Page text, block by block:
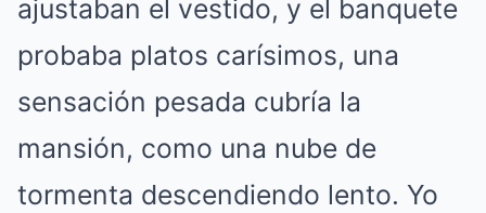
ajustaban el vestido, y el banquete
probaba platos carísimos, una
sensación pesada cubría la
mansión, como una nube de
tormenta descendiendo lento. Yo